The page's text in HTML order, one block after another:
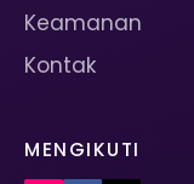
Keamanan
Kontak
MENGIKUTI